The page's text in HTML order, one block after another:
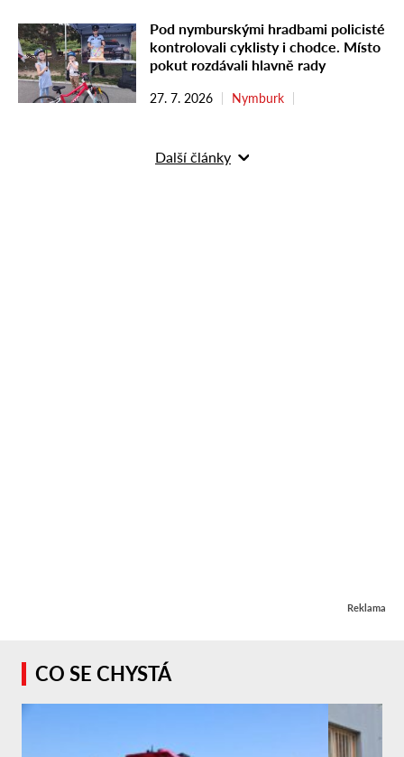
Pod nymburskými hradbami policisté
kontrolovali cyklisty i chodce. Místo
pokut rozdávali hlavně rady
27. 7. 2026 Nymburk
Další články
Reklama
CO SE CHYSTÁ